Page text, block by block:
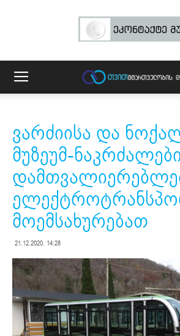
ვარძიისა და
მუზეუმ-
მოემსახურებათ
21.12.2020. 14:28